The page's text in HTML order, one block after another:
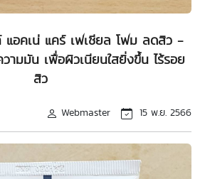
แอคเน่ แคร์ เฟเชียล โฟม ลดสิว -
ามมัน เพื่อผิวเนียนใสยิ่งขึ้น ไร้รอย
สิว
Webmaster 15 พ.ย. 2566